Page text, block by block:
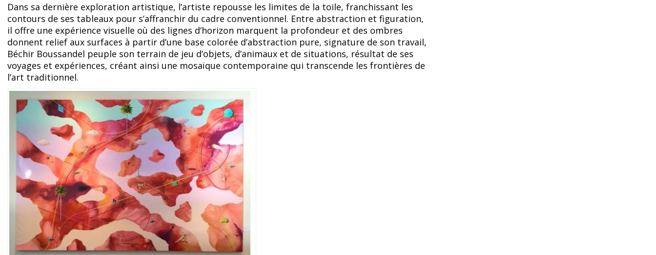
Dans sa dernière exploration artistique, l’artiste repousse les limites de la toile, franchissant les
contours de ses tableaux pour s’affranchir du cadre conventionnel. Entre abstraction et figuration,
il offre une expérience visuelle où des lignes d’horizon marquent la profondeur et des ombres
donnent relief aux surfaces à partir d’une base colorée d’abstraction pure, signature de son travail,
Béchir Boussandel peuple son terrain de jeu d’objets, d’animaux et de situations, résultat de ses
voyages et expériences, créant ainsi une mosaïque contemporaine qui transcende les frontières de
l’art traditionnel.